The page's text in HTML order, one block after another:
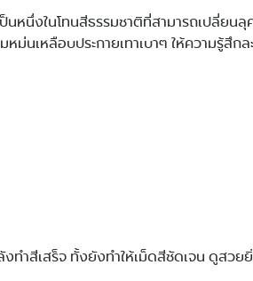
หนึ่งในโทนสีธรรมชาติที่สามารถเปลี่ยน
นเหลือบประกายเทาเบาๆ ให้ความรู้สึก
ทำสีเสร็จ ทั้งยังทำให้เม็ดสีชัดเจน ดูสวย